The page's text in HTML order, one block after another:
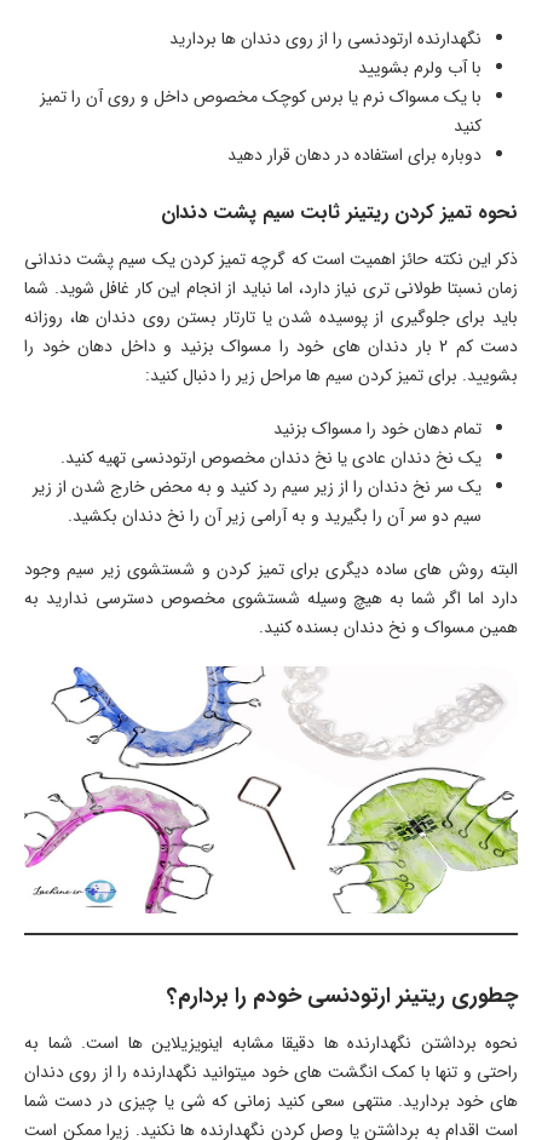
نگهدارنده ارتودنسی را از روی دندان ها بردارید
با آب ولرم بشویید
با یک مسواک نرم یا برس کوچک مخصوص داخل و روی آن را تمیز
کنید
دوباره برای استفاده در دهان قرار دهید
نحوه تمیز کردن ریتینر ثابت سیم پشت دندان
ذکر این نکته حائز اهمیت است که گرچه تمیز کردن یک سیم پشت دندانی
زمان نسبتا طولانی تری نیاز دارد، اما نباید از انجام این کار غافل شوید. شما
باید برای جلوگیری از پوسیده شدن یا تارتار بستن روی دندان ها، روزانه
دست کم 2 بار دندان های خود را مسواک بزنید و داخل دهان خود را
بشویید. برای تمیز کردن سیم ها مراحل زیر را دنبال کنید:
تمام دهان خود را مسواک بزنید
یک نخ دندان عادی یا نخ دندان مخصوص ارتودنسی تهیه کنید.
یک سر نخ دندان را از زیر سیم رد کنید و به محض خارج شدن از زیر
سیم دو سر آن را بگیرید و به آرامی زیر آن را نخ دندان بکشید.
البته روش های ساده دیگری برای تمیز کردن و شستشوی زیر سیم وجود
دارد اما اگر شما به هیچ وسیله شستشوی مخصوص دسترسی ندارید به
همین مسواک و نخ دندان بسنده کنید.
چطوری ریتینر ارتودنسی خودم را بردارم؟
نحوه برداشتن نگهدارنده ها دقیقا مشابه اینویزیلاین ها است. شما به
راحتی و تنها با کمک انگشت های خود میتوانید نگهدارنده را از روی دندان
های خود بردارید. منتهی سعی کنید زمانی که شی یا چیزی در دست شما
است اقدام به برداشتن یا وصل کردن نگهدارنده ها نکنید. زیرا ممکن است